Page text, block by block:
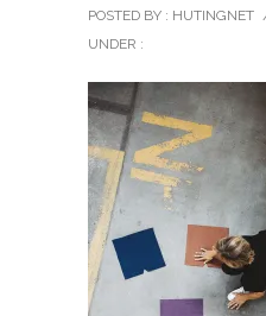
POSTED BY : HUTINGNET
UNDER :